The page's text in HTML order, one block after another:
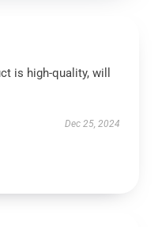
is high-quality, will
Dec 25, 2024